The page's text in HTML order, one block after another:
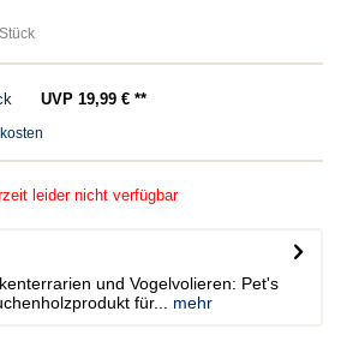
UVP 19,99 € **
leider nicht verfügbar
und Vogelvolieren: Pet's
für...
mehr